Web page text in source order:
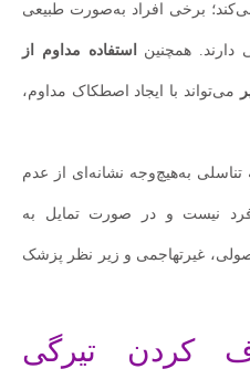
برخی افراد به‌صورت طبیعی
همچنین استفاده مداوم از
می‌تواند با ایجاد اصطکاک مداوم،
به‌هیچ‌وجه نشانه‌ای از عدم
نیست و در صورت تمایل به
غیرتهاجمی و زیر نظر پزشک
کردن تیرگی